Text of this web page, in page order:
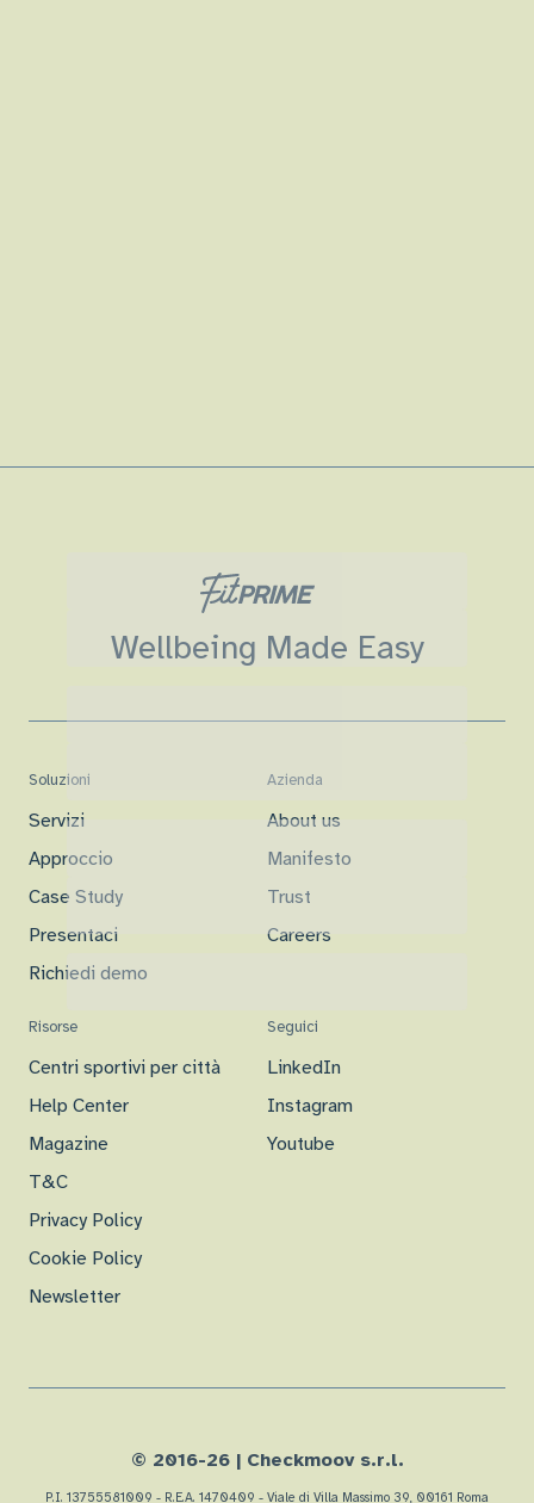
Wellbeing Made Easy
Soluzioni
Servizi
Approccio
Case Study
Presentaci
Richiedi demo
Azienda
About us
Manifesto
Trust
Careers
Risorse
Centri sportivi per città
Help Center
Magazine
T&C
Privacy Policy
Cookie Policy
Newsletter
Seguici
LinkedIn
Instagram
Youtube
© 2016-26| Checkmoov s.r.l.
P.I. 13755581009 - R.E.A. 1470409 - Viale di Villa Massimo 39, 00161 Roma